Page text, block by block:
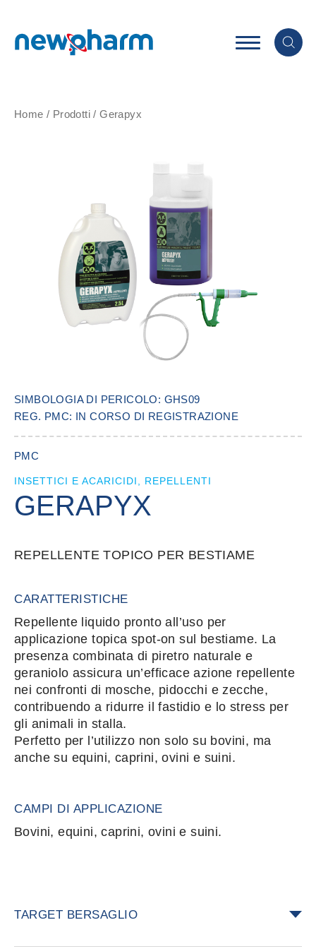
Home / Prodotti /Gerapyx
SIMBOLOGIA DI PERICOLO: GHS09
REG. PMC: IN CORSO DI REGISTRAZIONE
PMC
INSETTICI E ACARICIDI, REPELLENTI
GERAPYX
REPELLENTE TOPICO PER BESTIAME
CARATTERISTICHE
Repellente liquido pronto all’uso per
applicazione topica spot-on sul bestiame. La
presenza combinata di piretro naturale e
geraniolo assicura un’efficace azione repellente
nei confronti di mosche, pidocchi e zecche,
contribuendo a ridurre il fastidio e lo stress per
gli animali in stalla.
Perfetto per l’utilizzo non solo su bovini, ma
anche su equini, caprini, ovini e suini.
CAMPI DI APPLICAZIONE
Bovini, equini, caprini, ovini e suini.
TARGET BERSAGLIO